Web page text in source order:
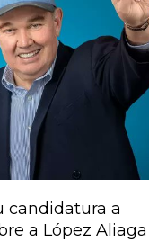
candidatura a
a López Aliaga